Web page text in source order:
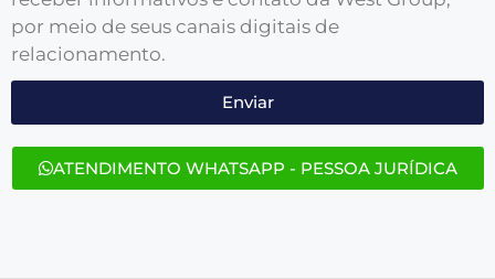
por meio de seus canais digitais de
relacionamento.
Enviar
ATENDIMENTO WHATSAPP - PESSOA JURÍDICA